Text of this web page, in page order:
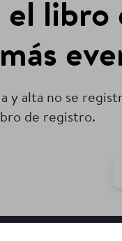
libro
y alta no se
de registro.